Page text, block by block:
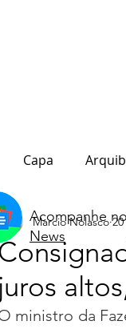
Capa
Sala de
Paraná
juros
Marcio Nolasco
ministro da
Acompanhe
News